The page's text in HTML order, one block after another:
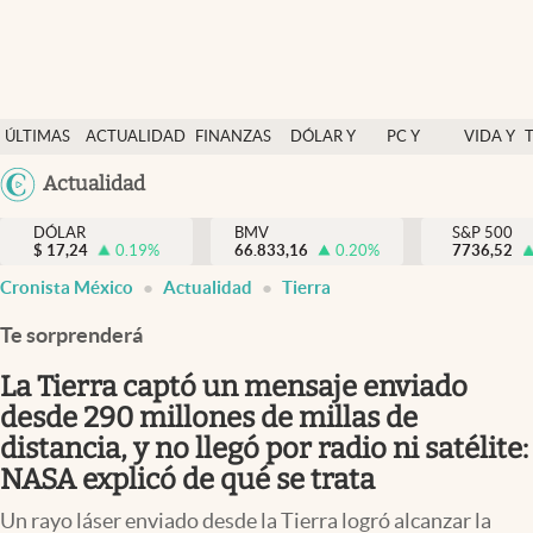
ÚLTIMAS
NOTICIAS
ACTUALIDAD
FINANZAS
DÓLAR Y
PC Y
VIDA Y
México
Actualidad
Actualidad
Finanzas y economía
Dólar y mercados
Pc y celular
Vida y estilo
DÓLAR
$ 17,24 0.19%
BMV
66.833,16
0.20%
S&P 500
7736,52
Cronista México Actualidad Tierra
Te sorprenderá
La Tierra captó un mensaje enviado
desde 290 millones de millas de
distancia, y no llegó por radio ni satélite:
NASA explicó de qué se trata
Un rayo láser enviado desde la Tierra logró alcanzar la